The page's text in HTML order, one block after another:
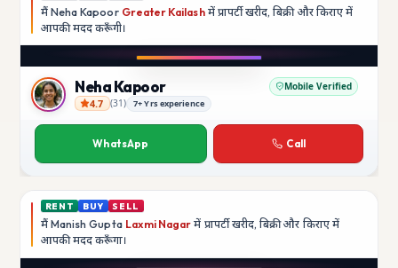
मैं Neha Kapoor Greater Kailashमें प्रापर्टी खरीद, बिक्री और किराए में
आपकी मददकरूँगी।
Neha Kapoor
Neha Kapoor Mobile Verified
4.7 (31) 7+ Yrs experience
WhatsApp Call
RENT BUY SELL
मैं Manish Gupta Laxmi Nagar में प्रापर्टी खरीद, बिक्री और किराए में
आपकी मददकरूँगा।